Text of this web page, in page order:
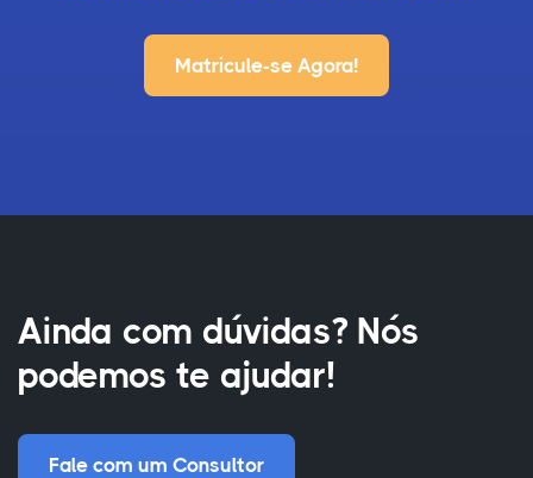
Matricule-se Agora!
Ainda com dúvidas? Nós
podemos te ajudar!
Fale com um Consultor